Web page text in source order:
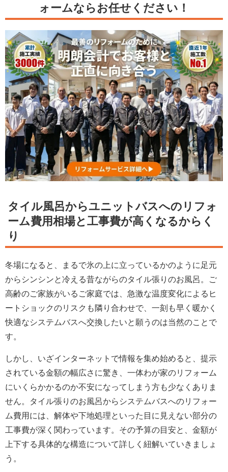
ォームならお任せください！
タイル風呂からユニットバスへのリフォ
ーム費用相場と工事費が高くなるからく
り
冬場になると、まるで氷の上に立っているかのように足元
からシンシンと冷える昔ながらのタイル張りのお風呂。ご
高齢のご家族がいるご家庭では、急激な温度変化によるヒ
ートショックのリスクも隣り合わせで、一刻も早く暖かく
快適なシステムバスへ交換したいと願うのは当然のことで
す。
しかし、いざインターネットで情報を集め始めると、提示
されている金額の幅広さに驚き、一体わが家のリフォーム
にいくらかかるのか不安になってしまう方も少なくありま
せん。タイル張りのお風呂からシステムバスへのリフォー
ム費用には、解体や下地処理といった目に見えない部分の
工事費が深く関わっています。その予算の目安と、金額が
上下する具体的な構造について詳しく紐解いていきましょ
う。